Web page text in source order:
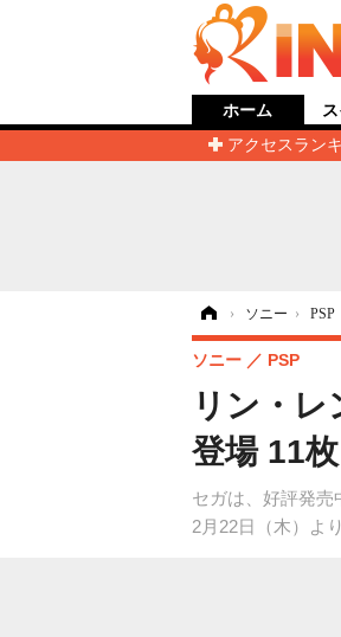
ホーム
アクセスラン
› ソニー › PSP
リン・
登場 11
セガは、好評発売
2月22日（木）よ
ソニー PSP